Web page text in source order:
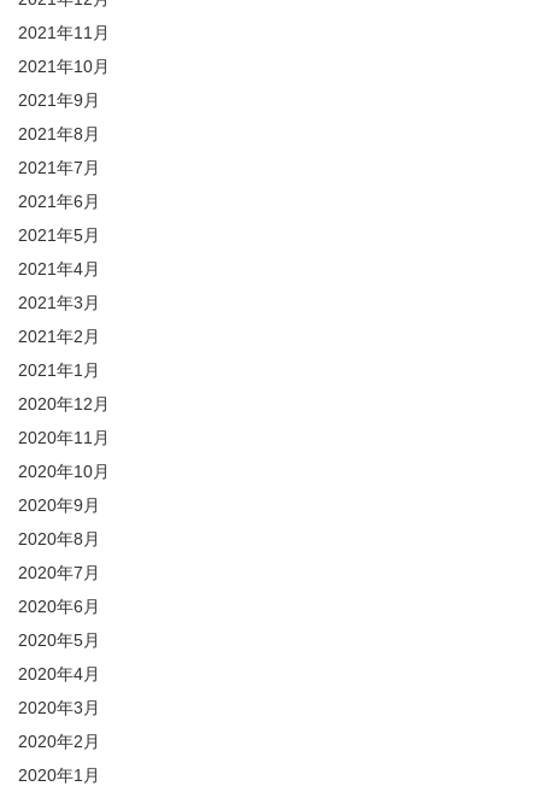
2021年11月
2021年10月
2021年9月
2021年8月
2021年7月
2021年6月
2021年5月
2021年4月
2021年3月
2021年2月
2021年1月
2020年12月
2020年11月
2020年10月
2020年9月
2020年8月
2020年7月
2020年6月
2020年5月
2020年4月
2020年3月
2020年2月
2020年1月